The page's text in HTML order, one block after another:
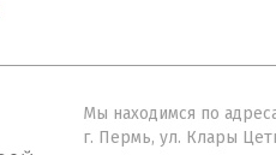
Мы находимся по
г. Пермь, ул. Клары